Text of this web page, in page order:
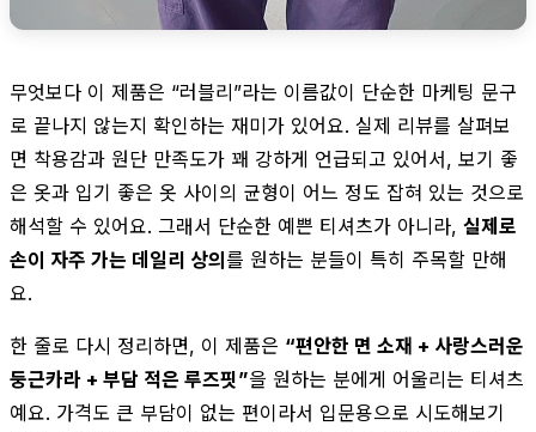
무엇보다 이 제품은 “러블리”라는 이름값이 단순한 마케팅 문구
로 끝나지 않는지 확인하는 재미가 있어요. 실제 리뷰를 살펴보
면 착용감과 원단 만족도가 꽤 강하게 언급되고 있어서, 보기 좋
은 옷과 입기 좋은 옷 사이의 균형이 어느 정도 잡혀 있는 것으로
해석할 수 있어요. 그래서 단순한 예쁜 티셔츠가 아니라, 실제로
손이 자주 가는 데일리 상의를 원하는 분들이 특히 주목할 만해
요.
한 줄로 다시 정리하면, 이 제품은 “편안한 면 소재 + 사랑스러운
둥근카라 + 부담 적은 루즈핏”을 원하는 분에게 어울리는 티셔츠
예요. 가격도 큰 부담이 없는 편이라서 입문용으로 시도해보기